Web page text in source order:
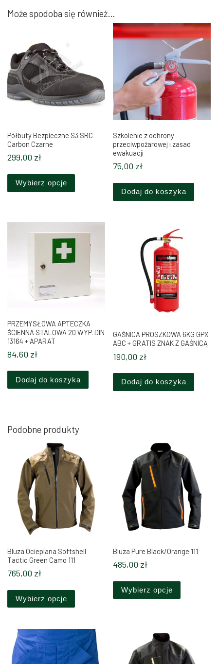
Może spodoba się również…
Półbuty Bezpieczne S3 SRC
Carbon Czarne
299,00 zł
Wybierz opcje
Ten produkt ma wiele wariantów. Opcje
Szkolenie z ochrony
przeciwpożarowej i zasad
ewakuacji
75,00 zł
Dodaj do koszyka
PRZEMYSŁOWA APTECZKA
ŚCIENNA STALOWA 20 WYP. DIN
13164 + APARAT
84,60 zł
Dodaj do koszyka
GAŚNICA PROSZKOWA 6KG GPX
ABC + GRATIS ZNAK Z GAŚNICĄ
190,00 zł
Dodaj do koszyka
Podobne produkty
Bluza Ocieplana Softshell
Tactic Green Camo 111
765,00 zł
Wybierz opcje
Ten produkt ma wiele wariantów. Opcje
Bluza Pure Black/Orange 111
485,00 zł
Wybierz opcje